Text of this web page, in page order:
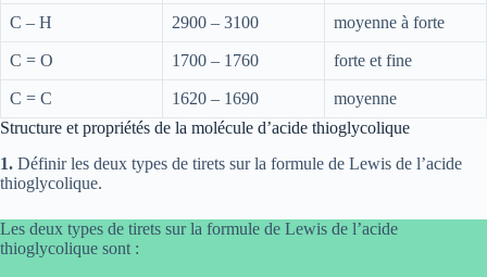
C – H 2900 – 3100 moyenne à forte
C = O 1700 – 1760 forte et fine
C = C 1620 – 1690
moyenne
Structure et propriétés de la molécule d’acide thioglycolique
1. Définir les deux types de tirets sur la formule de Lewis de l’acide
thioglycolique.
Les deux types de tirets sur la formule de Lewis de l’acide
thioglycolique sont :